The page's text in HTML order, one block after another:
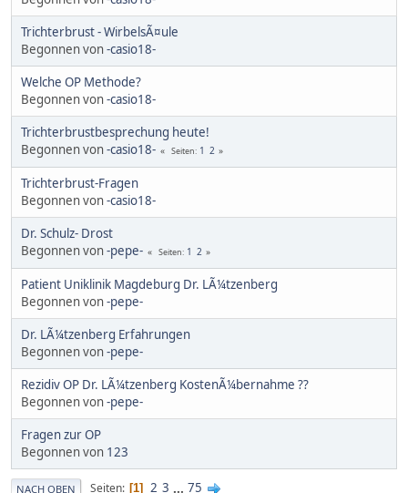
Trichterbrust - WirbelsÃ¤ule
Begonnen von-casio18-
Welche OP Methode?
Begonnen von-casio18-
Trichterbrustbesprechung heute!
Begonnen von-casio18- Seiten 1 2
Trichterbrust-Fragen
Begonnen von-casio18-
Dr. Schulz- Drost
Begonnen von-pepe- Seiten 1 2
Patient Uniklinik Magdeburg Dr. LÃ¼tzenberg
Begonnen von-pepe-
Dr. LÃ¼tzenberg Erfahrungen
Begonnen von-pepe-
Rezidiv OP Dr. LÃ¼tzenberg KostenÃ¼bernahme ??
Begonnen von-pepe-
Fragen zur OP
Begonnen von 123
NACH OBEN Seiten 1 2 3 ... 75